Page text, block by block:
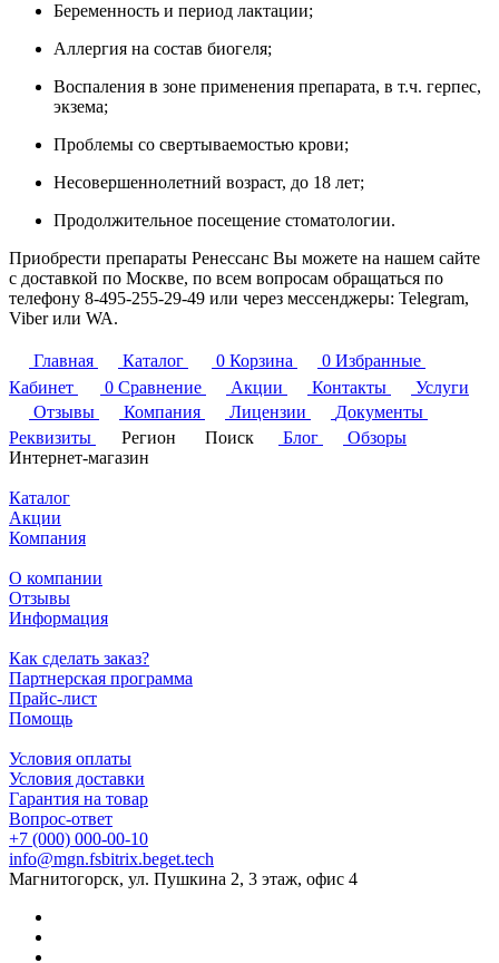
Беременность и период лактации;
Аллергия на состав биогеля;
Воспаления в зоне применения препарата, в т.ч. герпес,
экзема;
Проблемы со свертываемостью крови;
Несовершеннолетний возраст, до 18 лет;
Продолжительное посещение стоматологии.
Приобрести препараты Ренессанс Вы можете на нашем сайте
с доставкой по Москве, по всем вопросам обращаться по
телефону 8-495-255-29-49 или через мессенджеры: Telegram,
Viber или WA.
Главная Каталог 0 Корзина 0 Избранные
Кабинет
0 Сравнение Акции Контакты
Услуги
Отзывы
Компания Лицензии
Документы
Реквизиты
Регион Поиск Блог
Обзоры
Интернет-магазин
Каталог
Акции
Компания
О компании
Отзывы
Информация
Как сделать заказ?
Партнерская программа
Прайс-лист
Помощь
Условия оплаты
Условия доставки
Гарантия на товар
Вопрос-ответ
+7 (000) 000-00-10
info@mgn.fsbitrix.beget.tech
Магнитогорск, ул. Пушкина 2, 3 этаж, офис 4